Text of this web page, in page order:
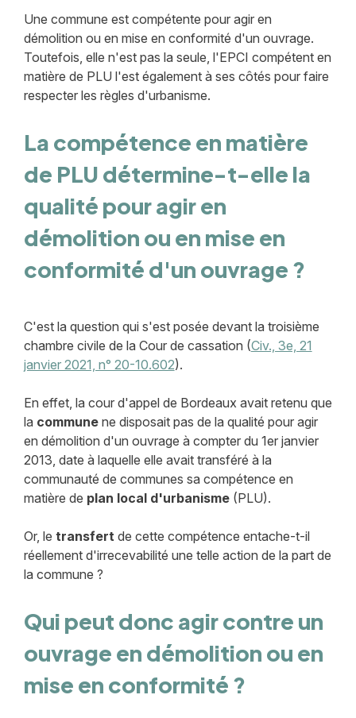
Une commune est compétente pour agir en
démolition ou en mise en conformité d'un ouvrage.
Toutefois, elle n'est pas la seule, l'EPCI compétent en
matière de PLU l'est également à ses côtés pour faire
respecter les règles d'urbanisme.
La compétence en matière
de PLU détermine-t-elle la
qualité pour agir en
démolition ou en mise en
conformité d'un ouvrage ?
C'est la question qui s'est posée devant la troisième
chambre civile de la Cour de cassation (Civ., 3e, 21
janvier 2021, n° 20-10.602).
En effet, la cour d'appel de Bordeaux avait retenu que
la communene disposait pas de la qualité pour agir
en démolition d'un ouvrage à compter du 1er janvier
2013, date à laquelle elle avait transféré à la
communauté de communes sa compétence en
matière de plan local d'urbanisme(PLU).
Or, le transfert de cette compétence entache-t-il
réellement d'irrecevabilité une telle action de la part de
la commune ?
Qui peut donc agir contre un
ouvrage en démolition ou en
mise en conformité ?